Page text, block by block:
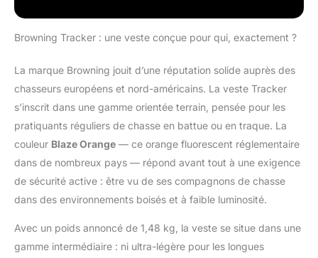
pour les bracelets et
une poche arrière pour
FLEXIBLE : Capuche
pliable qui se range
facilement dans le col
pour une meilleure
adaptabilité. CONFORT
: Les doubles zips
une circulation
optimale de l'air
pendant les activités
Browning Tracker : une veste conçue pour qui, exactement ?
La marque Browning jouit d’une réputation solide auprès des
chasseurs européens et nord-américains. La veste Tracker
s’inscrit dans une gamme orientée terrain, pensée pour les
pratiquants réguliers de chasse en battue ou en traque. La
couleur Blaze Orange — ce orange fluorescent réglementaire
dans de nombreux pays — répond avant tout à une exigence
de sécurité active : être vu de ses compagnons de chasse
dans des environnements boisés et à faible luminosité.
Avec un poids annoncé de 1,48 kg, la veste se situe dans une
gamme intermédiaire : ni ultra-légère pour les longues